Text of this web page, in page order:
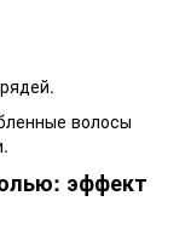
волосы
эффект